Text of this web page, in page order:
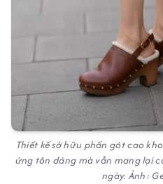
Thiết kế sở hữu phần gót cao
ứng tôn dáng mà vẫn mang lại
ngày. Ảnh: